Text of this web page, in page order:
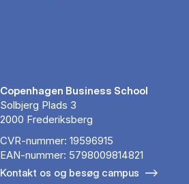
Copenhagen Business School
Solbjerg Plads 3
2000 Frederiksberg
CVR-nummer: 19596915
EAN-nummer: 5798009814821
Kontakt os og besøg campus